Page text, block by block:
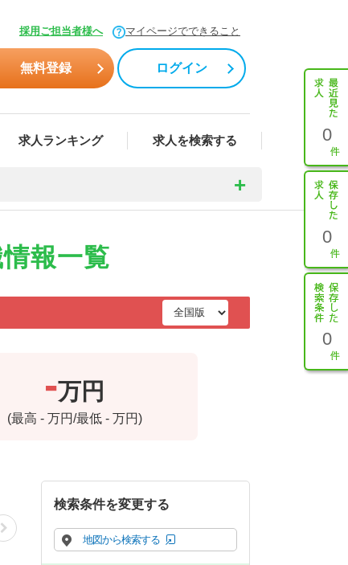
採用ご担当者様へ マイページでできること
無料登録 ログイン
求人ランキング 求人を検索する 0
0
0
報一覧
-万円
(最高 - 万円/最低 - 万円)
検索条件を変更する
地図から検索する